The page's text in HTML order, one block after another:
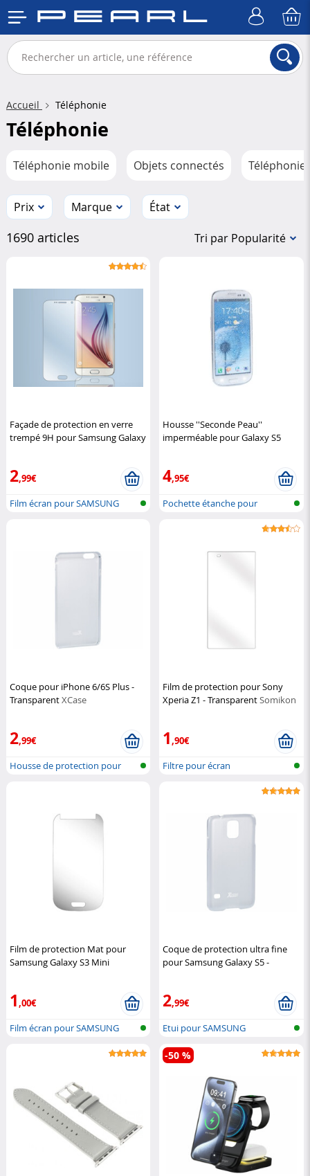
Accueil Téléphonie
Téléphonie
Téléphonie mobile Objets connectés Téléphonie
Prix Marque État
1690 articles Tri par Popularité
Façade de protection en verre
trempé 9H pour Samsung Galaxy
2,99€
Film écran pour SAMSUNG
Housse ''Seconde Peau''
imperméable pour Galaxy S5
4,95€
Pochette étanche pour
Coque pour iPhone 6/6S Plus -
TransparentXCase
2,99€
Housse de protection pour
Film de protection pour Sony
Xperia Z1 - TransparentSomikon
1,90€
Filtre pour écran
Film de protection Mat pour
Samsung Galaxy S3 Mini
1 ,00€
Film écran pour SAMSUNG
Coque de protection ultra fine
pour Samsung Galaxy S5 -
2,99€
Etui pour SAMSUNG
-50 %